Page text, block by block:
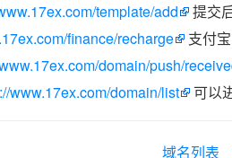
template/add
提交
finance/recharge
支付
domain/push/
www.17ex.com/domain/list 可以
域名列表